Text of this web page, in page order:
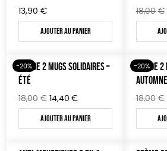
13,90 €
Ajouter au panier
18,00 €
-20%
LOT DE 2 MUGS SOLIDAIRES –
ÉTÉ
18,00 € Le
prix
initial
18,00€.
14,40 €Le
prix
actuel
14,40€.
Ajouter au panier
-20%
LOT DE 2
18,00 €